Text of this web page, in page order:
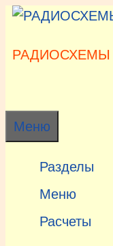
Перейти
РАДИОСХЕМЫ
Меню
Разделы
Меню
Расчеты